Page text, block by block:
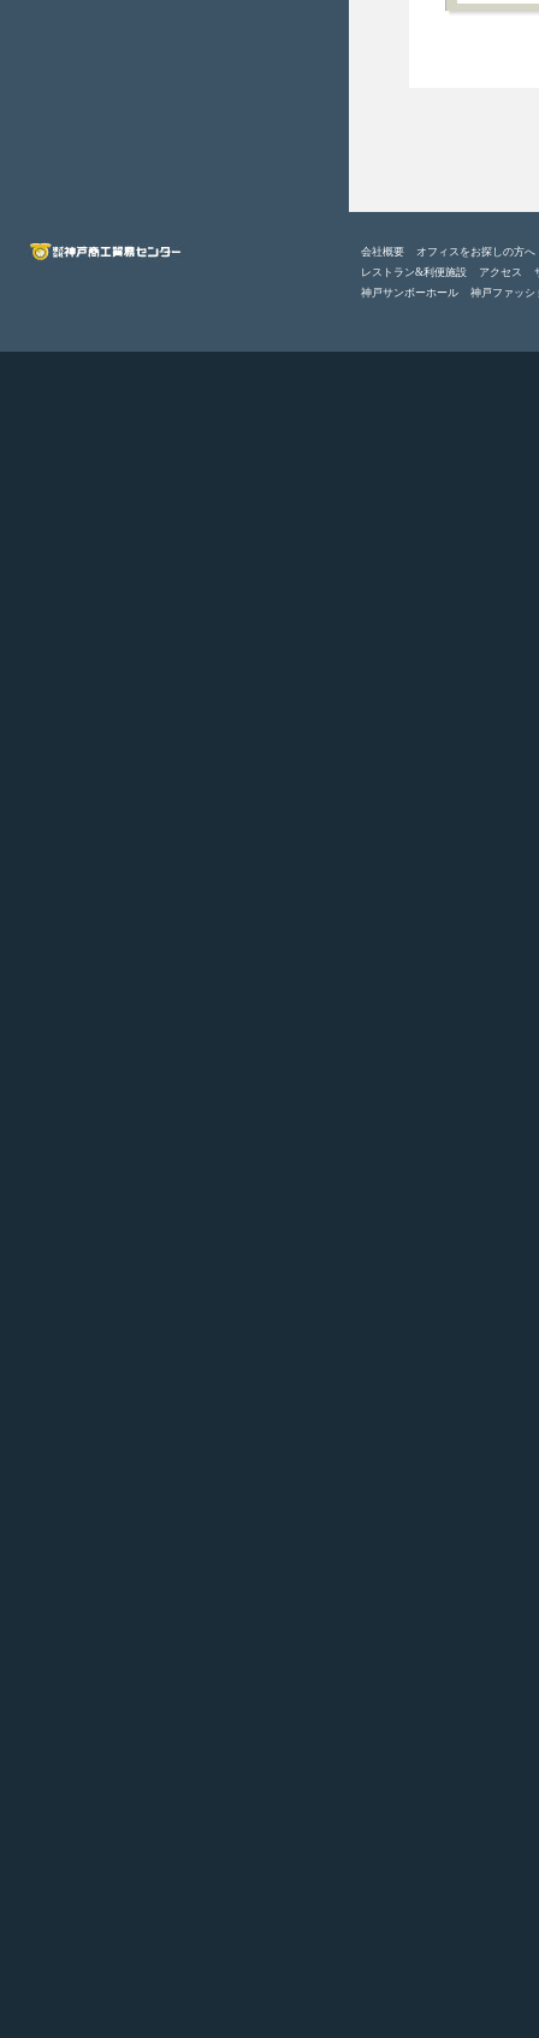
会社概要
オフィスをお探しの方へ
レストラン&利便施設
アクセス
神戸サンボーホール
神戸ファッシ